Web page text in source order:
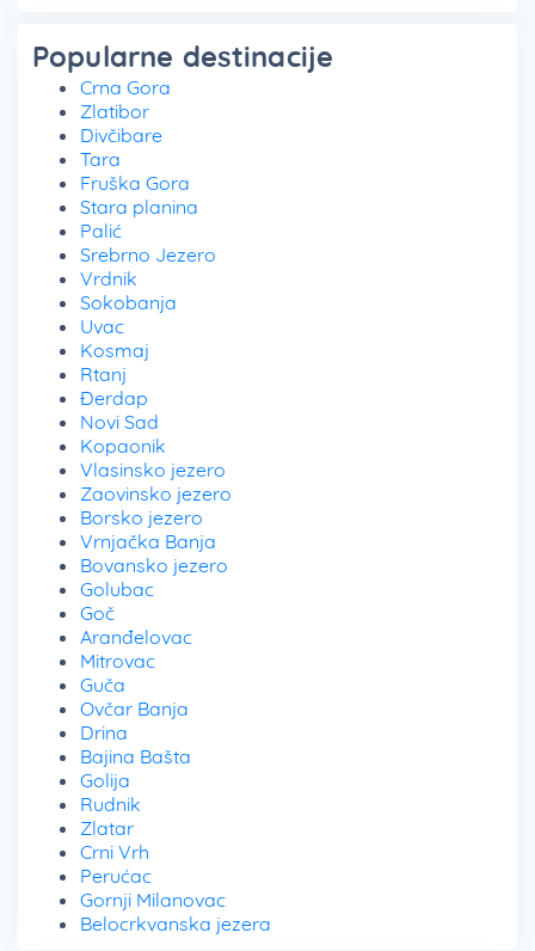
Popularne destinacije
Crna Gora
Zlatibor
Divčibare
Tara
Fruška Gora
Stara planina
Palić
Srebrno Jezero
Vrdnik
Sokobanja
Uvac
Kosmaj
Rtanj
Đerdap
Novi Sad
Kopaonik
Vlasinsko jezero
Zaovinsko jezero
Borsko jezero
Vrnjačka Banja
Bovansko jezero
Golubac
Goč
Aranđelovac
Mitrovac
Guča
Ovčar Banja
Drina
Bajina Bašta
Golija
Rudnik
Zlatar
Crni Vrh
Perućac
Gornji Milanovac
Belocrkvanska jezera